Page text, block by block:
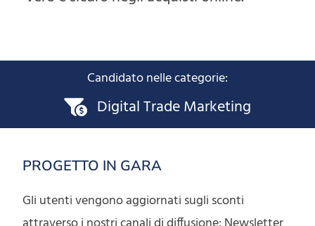
Candidato nelle categorie:
Digital Trade Marketing
PROGETTO IN GARA
Gli utenti vengono aggiornati sugli sconti